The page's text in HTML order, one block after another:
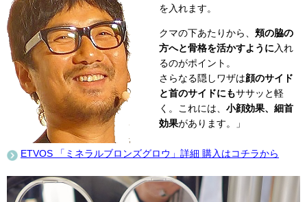
を入れます。
クマの下あたりから、 頬の脇の
方へと骨格を活かすように入れ
るのがポイント。
さらなる隠しワザは顔のサイド
と首のサイドにもササッと軽
く。これには、 小顔効果、細首
効果があります。」
ETVOS 「ミネラルブロンズグロウ」詳細 購入はコチラから